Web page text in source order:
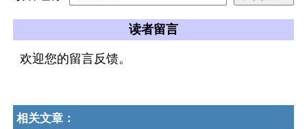
读者留言
欢迎您的留言反馈。
相关文章：